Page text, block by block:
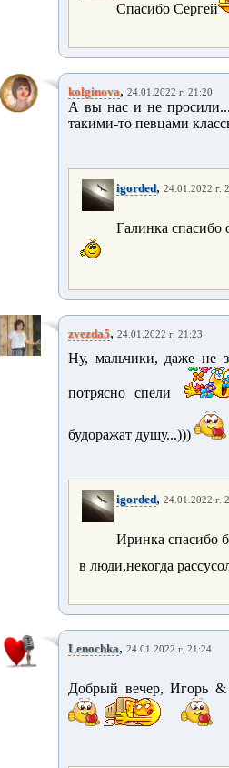
Спасибо Сергей
kolginova, 24.01.2022 г. 21:20
А вы нас и не
такими-то певцами
igorded, 24.01.2022 г.
Галинка спасибо
zvezda5, 24.01.2022 г. 21:23
Ну, мальчики, даже не
потрясно спели
будоражат душу...)))
igorded, 24.01.2022 г.
Иринка спасибо
в люди,некогда
Lenochka, 24.01.2022 г. 21:24
Добрый вечер, Игорь